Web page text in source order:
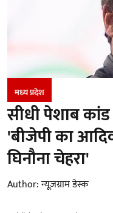
मध्‍य प्रदेश
सीधी पेशाब
'बीजेपी का
घिनौना चेहरा'
Author:न्यूज़ग्राम डेस्क